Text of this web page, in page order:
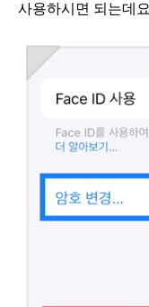
사용하시면 되는데